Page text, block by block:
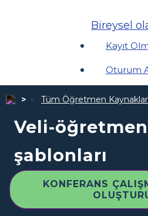
Bireysel
Kayıt
Oturum
Tüm Öğretmen
Veli-
şablonları
KONFERANS